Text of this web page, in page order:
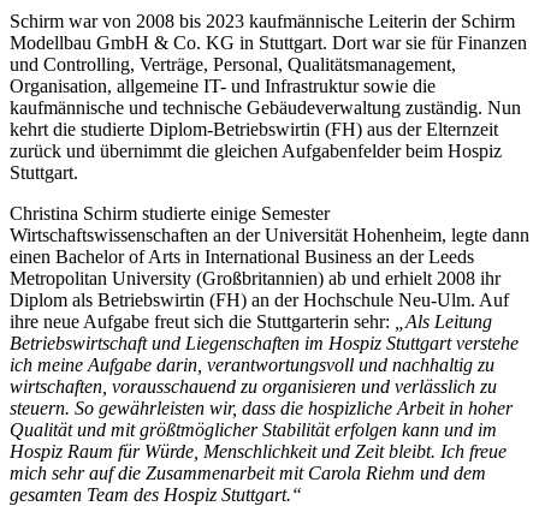
Schirm war von 2008 bis 2023 kaufmännische Leiterin der Schirm
Modellbau GmbH & Co. KG in Stuttgart. Dort war sie für Finanzen
und Controlling, Verträge, Personal, Qualitätsmanagement,
Organisation, allgemeine IT- und Infrastruktur sowie die
kaufmännische und technische Gebäudeverwaltung zuständig. Nun
kehrt die studierte Diplom-Betriebswirtin (FH) aus der Elternzeit
zurück und übernimmt die gleichen Aufgabenfelder beim Hospiz
Stuttgart.
Christina Schirm studierte einige Semester
Wirtschaftswissenschaften an der Universität Hohenheim, legte dann
einen Bachelor of Arts in International Business an der Leeds
Metropolitan University (Großbritannien) ab und erhielt 2008 ihr
Diplom als Betriebswirtin (FH) an der Hochschule Neu-Ulm. Auf
ihre neue Aufgabe freut sich die Stuttgarterin sehr:
„Als Leitung
Betriebswirtschaft und Liegenschaften im Hospiz Stuttgart verstehe
ich meine Aufgabe darin, verantwortungsvoll und nachhaltig zu
wirtschaften, vorausschauend zu organisieren und verlässlich zu
steuern. So gewährleisten wir, dass die hospizliche Arbeit in hoher
Qualität und mit größtmöglicher Stabilität erfolgen kann und im
Hospiz Raum für Würde, Menschlichkeit und Zeit bleibt. Ich freue
mich sehr auf die Zusammenarbeit mit Carola Riehm und dem
gesamten Team des Hospiz Stuttgart.“